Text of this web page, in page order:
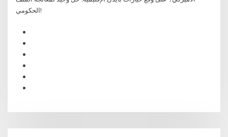
الحكومي!